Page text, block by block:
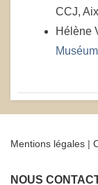
CCJ,
Hélène
Mentions légales |
NOUS